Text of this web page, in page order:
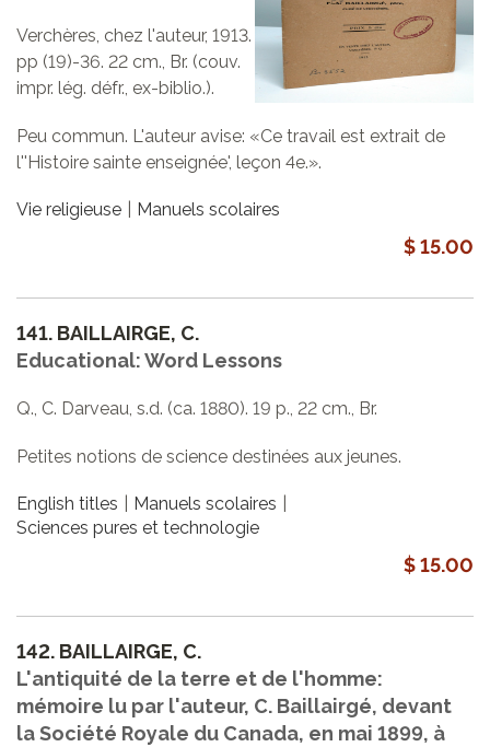
Verchères, chez l'auteur, 1913.
pp (19)-36. 22 cm., Br. (couv.
impr. lég. défr., ex-biblio.).
Peu commun. L'auteur avise: «Ce travail est extrait de
l''Histoire sainte enseignée', leçon 4e.».
Vie religieuse Manuels scolaires
$ 15.00
141. BAILLAIRGE, C.
Educational: Word Lessons
Q., C. Darveau, s.d. (ca. 1880). 19 p., 22 cm., Br.
Petites notions de science destinées aux jeunes.
English titles
Manuels scolaires
Sciences pures et technologie
$ 15.00
142. BAILLAIRGE, C.
L'antiquité de la terre et de l'homme:
mémoire lu par l'auteur, C. Baillairgé, devant
la Société Royale du Canada, en mai 1899, à